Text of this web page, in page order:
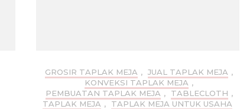
GROSIR TAPLAK MEJA , JUAL TAPLAK MEJA ,
KONVEKSI TAPLAK MEJA ,
PEMBUATAN TAPLAK MEJA , TABLECLOTH ,
TAPLAK MEJA , TAPLAK MEJA UNTUK USAHA